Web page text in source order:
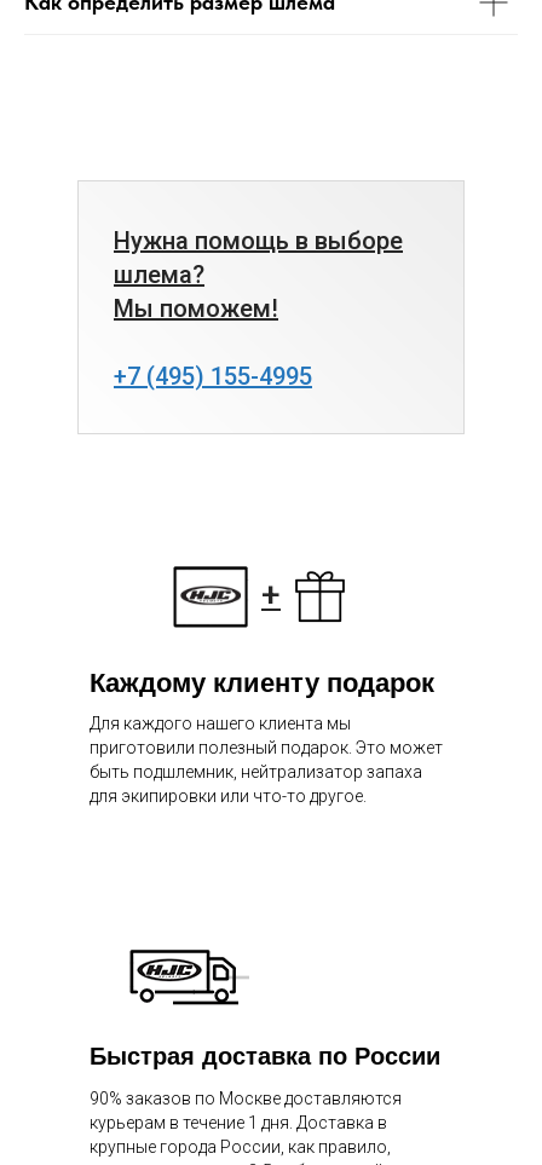
Нужна помощь в выборе
шлема?
Мы поможем!
+7 (495) 155-4995
90% заказов по Москве доставляются
курьерам в течение 1 дня. Доставка в
крупные города России, как правило,
Каждому клиенту подарок
Для каждого нашего клиента мы
приготовили полезный подарок. Это может
быть подшлемник, нейтрализатор запаха
для экипировки или что-то другое.
+
Быстрая доставка по России